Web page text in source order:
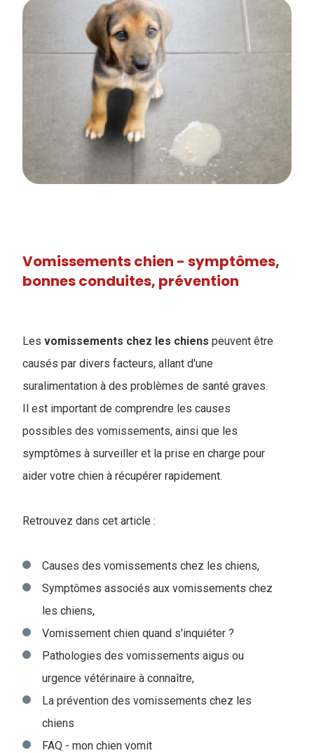
Vomissements chien - symptômes,
bonnes conduites, prévention
Les vomissements chez les chiens peuvent être
causés par divers facteurs, allant d'une
suralimentation à des problèmes de santé graves.
Il est important de comprendre les causes
possibles des vomissements, ainsi que les
symptômes à surveiller et la prise en charge pour
aider votre chien à récupérer rapidement.
Retrouvez dans cet article :
Causes des vomissements chez les chiens,
Symptômes associés aux vomissements chez
les chiens,
Vomissement chien quand s'inquiéter ?
Pathologies des vomissements aigus ou
urgence vétérinaire à connaître,
La prévention des vomissements chez les
chiens
FAQ - mon chien vomit